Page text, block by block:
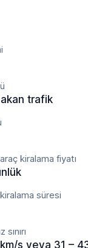
trafik
kiralama fiyatı
süresi
sınırı
s veya 31 –